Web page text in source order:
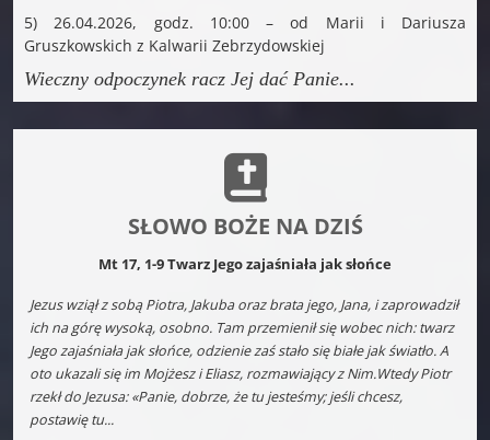
SŁOWO BOŻE NA DZIŚ
Mt 17, 1-9 Twarz Jego zajaśniała jak słońce
Jezus wziął z sobą Piotra, Jakuba oraz brata jego, Jana, i zaprowadził
ich na górę wysoką, osobno. Tam przemienił się wobec nich: twarz
Jego zajaśniała jak słońce, odzienie zaś stało się białe jak światło. A
oto ukazali się im Mojżesz i Eliasz, rozmawiający z Nim.Wtedy Piotr
rzekł do Jezusa: «Panie, dobrze, że tu jesteśmy; jeśli chcesz,
postawię tu...
5) 26.04.2026, godz. 10:00 – od Marii i Dariusza
Gruszkowskich z Kalwarii Zebrzydowskiej
Wieczny odpoczynek racz Jej dać Panie...